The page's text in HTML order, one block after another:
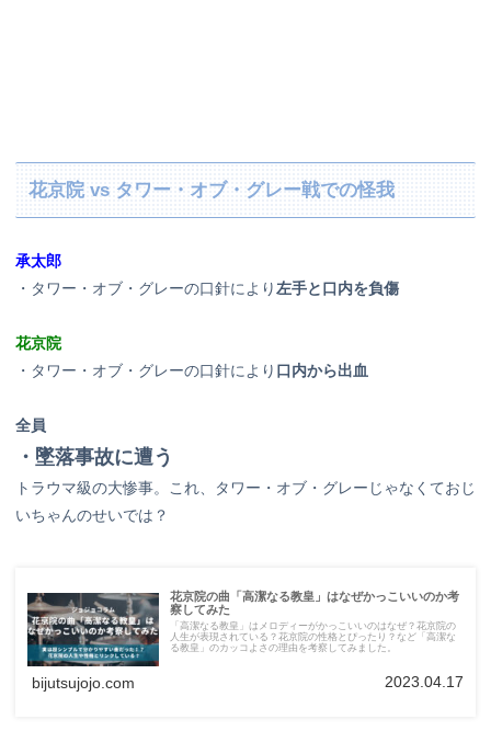
花京院 vs タワー・オブ・グレー戦での怪我
承太郎
・タワー・オブ・グレーの口針により 左手と口内を負傷
花京院
・タワー・オブ・グレーの口針により 口内から出血
全員
・墜落事故に遭う
トラウマ級の大惨事。これ、タワー・オブ・グレーじゃなくておじ
いちゃんのせいでは？
花京院の曲「高潔なる教皇」はなぜかっこいいのか考
察してみた
「高潔なる教皇」はメロディーがかっこいいのはなぜ？花京院の
人生が表現されている？花京院の性格とぴったり？など「高潔な
る教皇」のカッコよさの理由を考察してみました。
bijutsujojo.com 2023.04.17